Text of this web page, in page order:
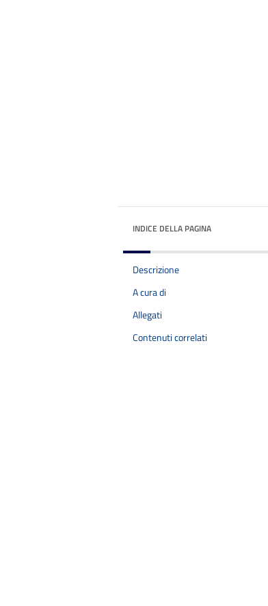
INDICE DELLA PAGINA
Descrizione
A cura di
Allegati
Contenuti correlati